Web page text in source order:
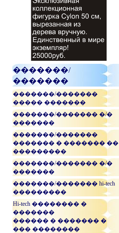
�������/
�������
�������/�������
����� �������
�������/������� �/�
�������
�������/�������
������� � ������� ��
���������
�������/������� �/�
�������
�������/������� hi-tech
���������
Hi-tech �������� �
�������
������ � ������� �
��� ��������